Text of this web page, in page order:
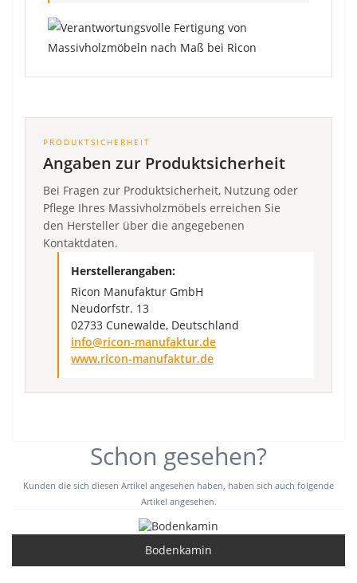
PRODUKTSICHERHEIT
Angaben zur Produktsicherheit
Bei Fragen zur Produktsicherheit, Nutzung oder
Pflege Ihres Massivholzmöbels erreichen Sie
den Hersteller über die angegebenen
Kontaktdaten.
Herstellerangaben:
Ricon Manufaktur GmbH
Neudorfstr. 13
02733 Cunewalde, Deutschland
info@ricon-manufaktur.de
www.ricon-manufaktur.de
Schon gesehen?
Kunden die sich diesen Artikel angesehen haben, haben sich auch folgende
Artikel angesehen.
Bodenkamin